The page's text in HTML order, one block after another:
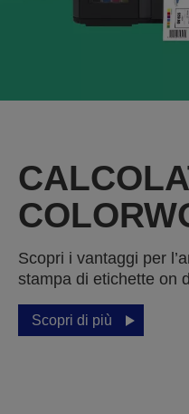
Scopri i vantaggi per
stampa di etichette on
Scopri di più